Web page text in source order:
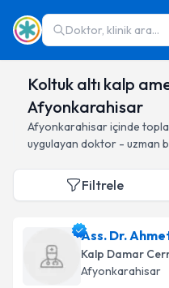
Doktor, klinik ara...
Koltuk altı kalp
Afyonkarahisar
Afyonkarahisariçinde
uygulayan doktor - uzman
Filtrele
Ass. Dr.
Kalp Damar
Afyonkarahisar